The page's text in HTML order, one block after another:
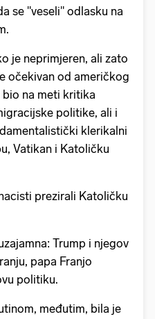
se "veseli" odlasku na
je neprimjeren, ali zato
očekivan od američkog
na meti kritika
politike, ali i
klerikalni
Vatikan i Katoličku
prezirali Katoličku
Trump i njegov
papa Franjo
politiku.
međutim, bila je